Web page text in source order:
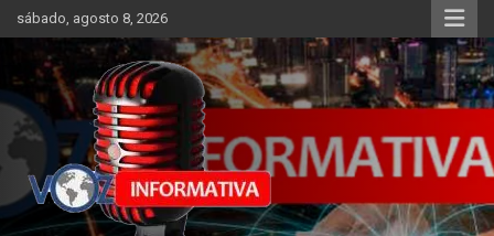
Skip
to
content
sábado, agosto 8, 2026